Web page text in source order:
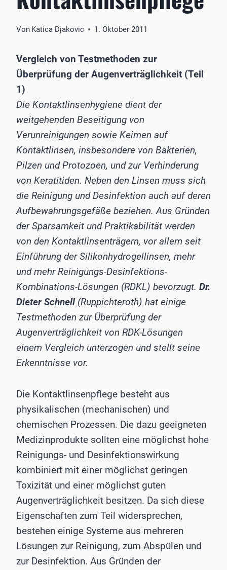
Von Katica Djakovic 1. Oktober 2011
Vergleich von Testmethoden zur
Überprüfung der Augenverträglichkeit (Teil
1)
Die Kontaktlinsenhygiene dient der
weitgehenden Beseitigung von
Verunreinigungen sowie Keimen auf
Kontaktlinsen, insbesondere von Bakterien,
Pilzen und Protozoen, und zur Verhinderung
von Keratitiden. Neben den Linsen muss sich
die Reinigung und Desinfektion auch auf deren
Aufbewahrungsgefäße beziehen. Aus Gründen
der Sparsamkeit und Praktikabilität werden
von den Kontaktlinsenträgern, vor allem seit
Einführung der Silikonhydrogellinsen, mehr
und mehr Reinigungs-Desinfektions-
Kombinations-Lösungen (RDKL) bevorzugt. Dr.
Dieter Schnell(Ruppichteroth) hat einige
Testmethoden zur Überprüfung der
Augenverträglichkeit von RDK-Lösungen
einem Vergleich unterzogen und stellt seine
Erkenntnisse vor.
Die Kontaktlinsenpflege besteht aus
physikalischen (mechanischen) und
chemischen Prozessen. Die dazu geeigneten
Medizinprodukte sollten eine möglichst hohe
Reinigungs- und Desinfektionswirkung
kombiniert mit einer möglichst geringen
Toxizität und einer möglichst guten
Augenverträglichkeit besitzen. Da sich diese
Eigenschaften zum Teil widersprechen,
bestehen einige Systeme aus mehreren
Lösungen zur Reinigung, zum Abspülen und
zur Desinfektion. Aus Gründen der